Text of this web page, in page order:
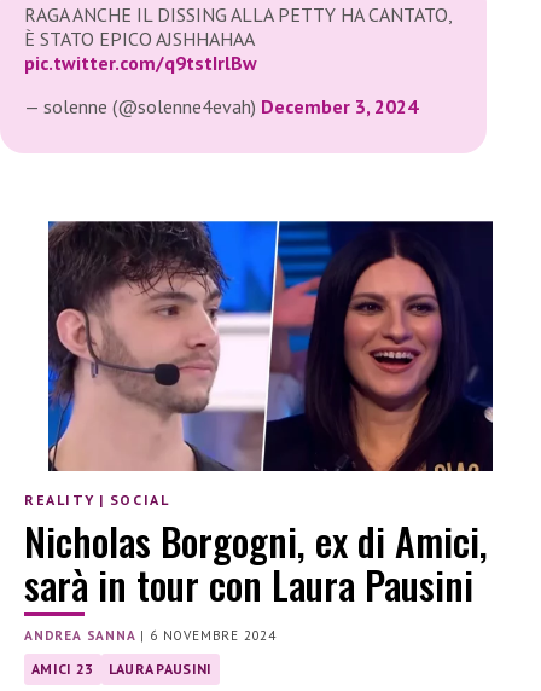
RAGA ANCHE IL DISSING ALLA PETTY HA CANTATO,
È STATO EPICO AJSHHAHAA
pic.twitter.com/q9tstIrlBw
— solenne (@solenne4evah) December 3, 2024
REALITY | SOCIAL
Nicholas Borgogni, ex di Amici,
sarà in tour con Laura Pausini
ANDREA SANNA | 6 NOVEMBRE 2024
AMICI 23 LAURA PAUSINI